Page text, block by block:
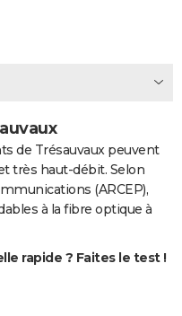
de Trésauvaux peuvent
très haut-débit. Selon
(ARCEP),
à la fibre optique à
rapide ? Faites le test !